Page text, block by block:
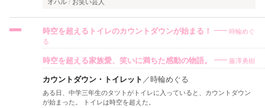
時空を超えるトイレのカウントダウンが始まる！
時輪めぐ
る
時空を超える家族愛、笑いに満ちた感動の物語。 藤澤勇樹
カウントダウン・トイレット ／時輪めぐる
ある日、中学三年生のタツトがトイレに入っていると、カウントダウン
が始まった。 トイレは時空を超えた。